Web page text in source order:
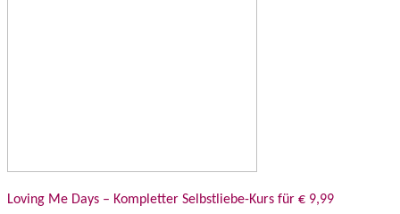
Loving Me Days – Kompletter Selbstliebe-Kurs für € 9,99